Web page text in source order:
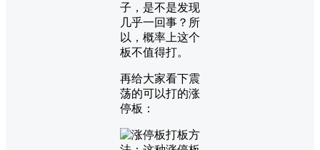
子，是不是发现
几乎一回事？所
以，概率上这个
板不值得打。
再给大家看下震
荡的可以打的涨
停板：